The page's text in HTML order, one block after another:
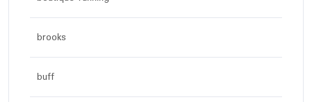
brooks
buff